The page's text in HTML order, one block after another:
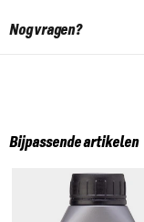
Nog vragen?
Bijpassende artikelen